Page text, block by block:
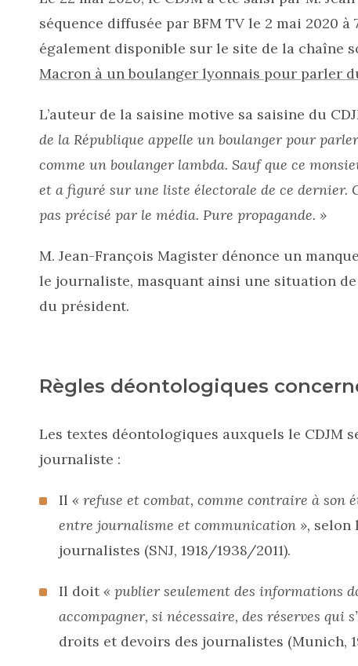
séquence diffusée par BFM TV le 2 mai 2020
également disponible sur le site de la chaîne
Macron à un boulanger lyonnais pour parler
L’auteur de la saisine motive sa saisine du
de la République appelle un boulanger pour
comme un boulanger lambda. Sauf que ce
et a figuré sur une liste électorale de ce dernier.
pas précisé par le média. Pure propagande. »
M. Jean-François Magister dénonce un
le journaliste, masquant ainsi une situation
du président.
Règles déontologiques
Les textes déontologiques auxquels le CDJM
journaliste :
Il « refuse et combat, comme contraire à son
entre journalisme et communication », selon
journalistes (SNJ, 1918/1938/2011).
Il doit« publier seulement des informations
accompagner, si nécessaire, des réserves qui
droits et devoirs des journalistes (Munich,